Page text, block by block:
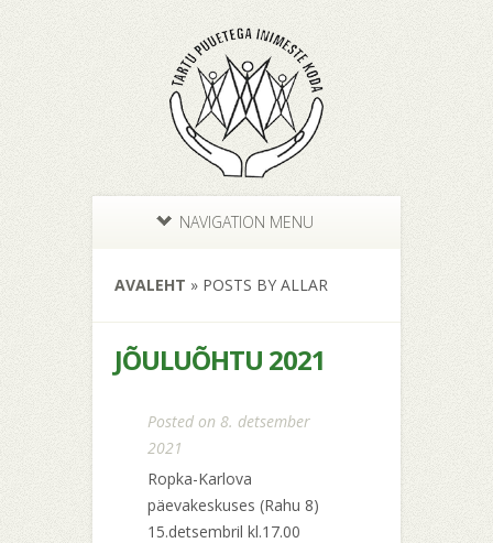
NAVIGATION MENU
AVALEHT » POSTS BY ALLAR
JÕULUÕHTU 2021
Posted on 8. detsember
2021
Ropka-Karlova
päevakeskuses (Rahu 8)
15.detsembril kl.17.00